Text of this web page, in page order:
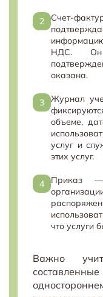
Счет-
НДС. Он
оказана.
Журнал
объеме,
услуг и
этих услуг.
Приказ —
что услуги
Важно